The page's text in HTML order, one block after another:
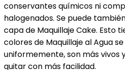
conservantes químicos ni
halogenados. Se puede
capa de Maquillaje Cake. Esto
colores de Maquillaje al Agua
uniformemente, son más vivos
quitar con más facilidad.